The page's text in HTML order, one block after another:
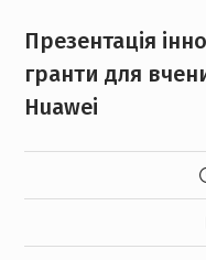
Презентація
гранти для
Huawei